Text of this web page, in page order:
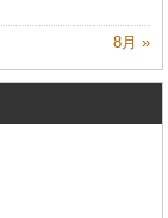
8月 »